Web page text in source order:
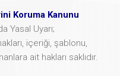
Koruma Kanunu
Yasal Uyarı;
içeriği, şablonu,
ait hakları saklıdır.